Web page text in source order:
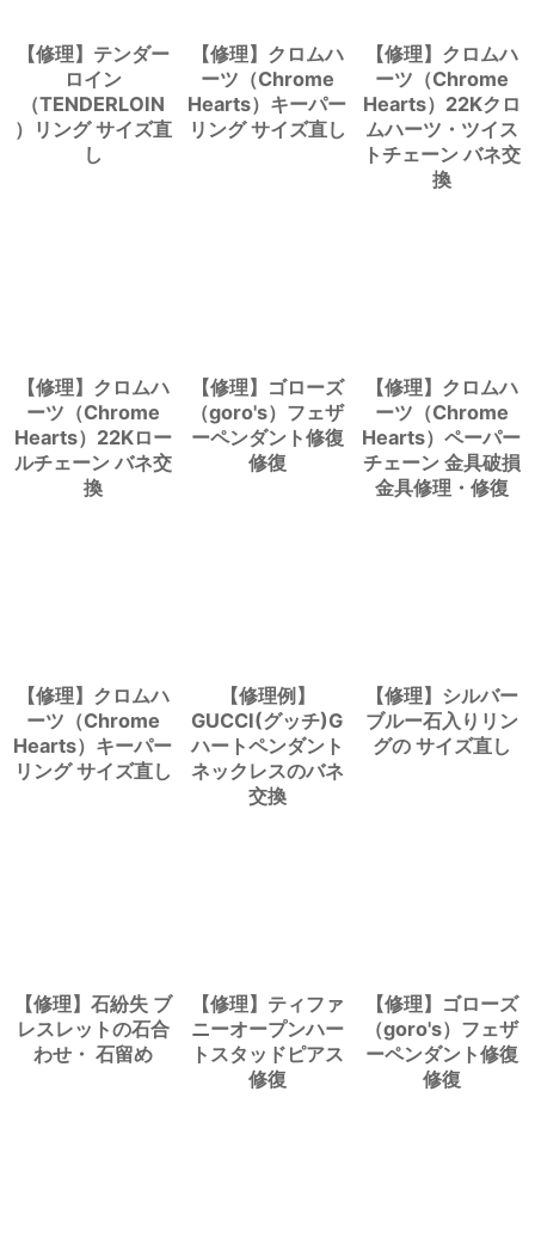
【修理】テンダー
ロイン
（TENDERLOIN
）リング サイズ直
し
【修理】クロムハ
ーツ（Chrome
Hearts）キーパー
リング サイズ直し
【修理】クロムハ
ーツ（Chrome
Hearts）22Kクロ
ムハーツ・ツイス
トチェーン バネ交
換
【修理】クロムハ
ーツ（Chrome
Hearts）22Kロー
ルチェーン バネ交
換
【修理】ゴローズ
（goro's）フェザ
ーペンダント修復
修復
【修理】クロムハ
ーツ（Chrome
Hearts）ペーパー
チェーン 金具破損
金具修理・修復
【修理】クロムハ
ーツ（Chrome
Hearts）キーパー
リング サイズ直し
【修理例】
GUCCI(グッチ)G
ハートペンダント
ネックレスのバネ
交換
【修理】シルバー
ブルー石入りリン
グの サイズ直し
【修理】石紛失 ブ
レスレットの石合
わせ・ 石留め
【修理】ティファ
ニーオープンハー
トスタッドピアス
修復
【修理】ゴローズ
（goro's）フェザ
ーペンダント修復
修復